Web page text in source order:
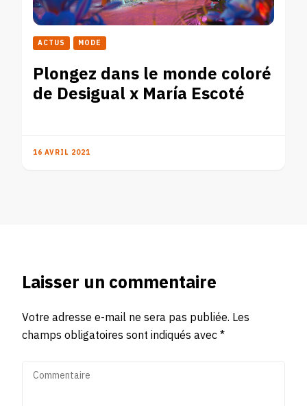
ACTUS MODE
Plongez dans le monde coloré
de Desigual x María Escoté
16 AVRIL 2021
Laisser un commentaire
Votre adresse e-mail ne sera pas publiée. Les
champs obligatoires sont indiqués avec*